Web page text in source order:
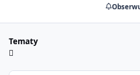
Tematy